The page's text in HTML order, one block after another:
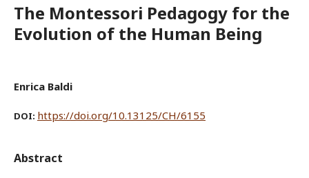
The Montessori Pedagogy for the
Evolution of the Human Being
Enrica Baldi
DOI: https://doi.org/10.13125/CH/6155
Abstract